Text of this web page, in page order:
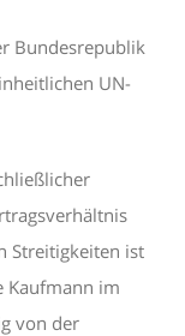
Bundesrepublik
UN-
Streitigkeiten ist
Kaufmann im
von der